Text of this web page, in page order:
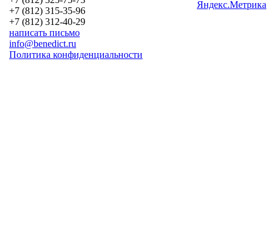
+7 (812) 315-35-96
+7 (812) 312-40-29
написать письмо
info@benedict.ru
Политика конфиденциальности